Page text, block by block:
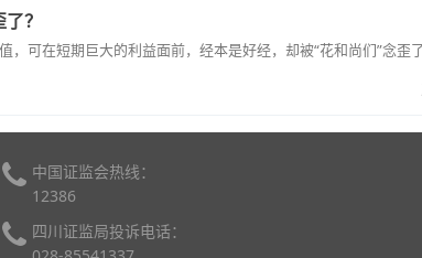
？
可在短期巨大的利益面前，经本是好经，却被“花和尚们”念歪了
中国证监会热线：
12386
四川证监局投诉电话：